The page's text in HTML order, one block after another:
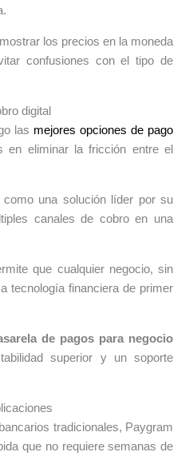
los precios en la moneda
confusiones con el tipo de
digital
las mejores opciones de pago
en eliminar la fricción entre el
una solución líder por su
canales de cobro en una
que cualquier negocio, sin
tecnología financiera de primer
de pagos para negocio
superior y un soporte
tradicionales, Paygram
que no requiere semanas de